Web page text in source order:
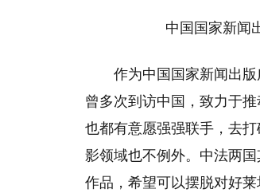
中国国家新闻
作为中国国家新闻出
曾多次到访中国，致力于
也都有意愿强强联手，去
影领域也不例外。中法两
作品，希望可以摆脱对好